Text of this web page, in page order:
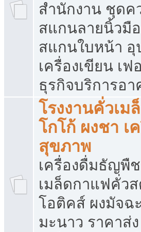
สำนักงาน ชุดค
สแกนลายนิ้วมื
สแกนใบหน้า
เครื่องเขียน เ
ธุรกิจบริการอ
โรงงานคั่วเม
โกโก้ ผงชา เ
สุขภาพ
เครื่องดื่มธัญพื
เมล็ดกาแฟคั่ว
โอติคส์ ผงมัจฉ
มะนาว ราคาส่